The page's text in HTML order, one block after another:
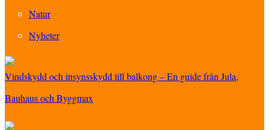
Natur
Nyheter
Vindskydd och insynsskydd till balkong – En guide från Jula,
Bauhaus och Byggmax